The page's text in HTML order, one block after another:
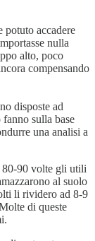
potuto accadere
nulla
alto, poco
compensando
disposte ad
sulla base
una analisi a
90 volte gli utili
al suolo
li rividero ad 8-9
di queste